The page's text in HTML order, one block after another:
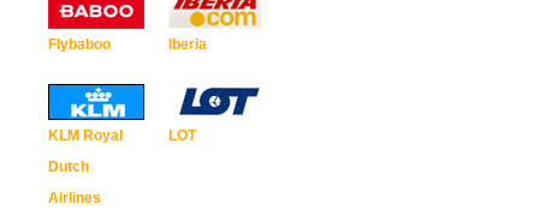
Flybaboo Iberia
KLM Royal
Dutch
Airlines
LOT